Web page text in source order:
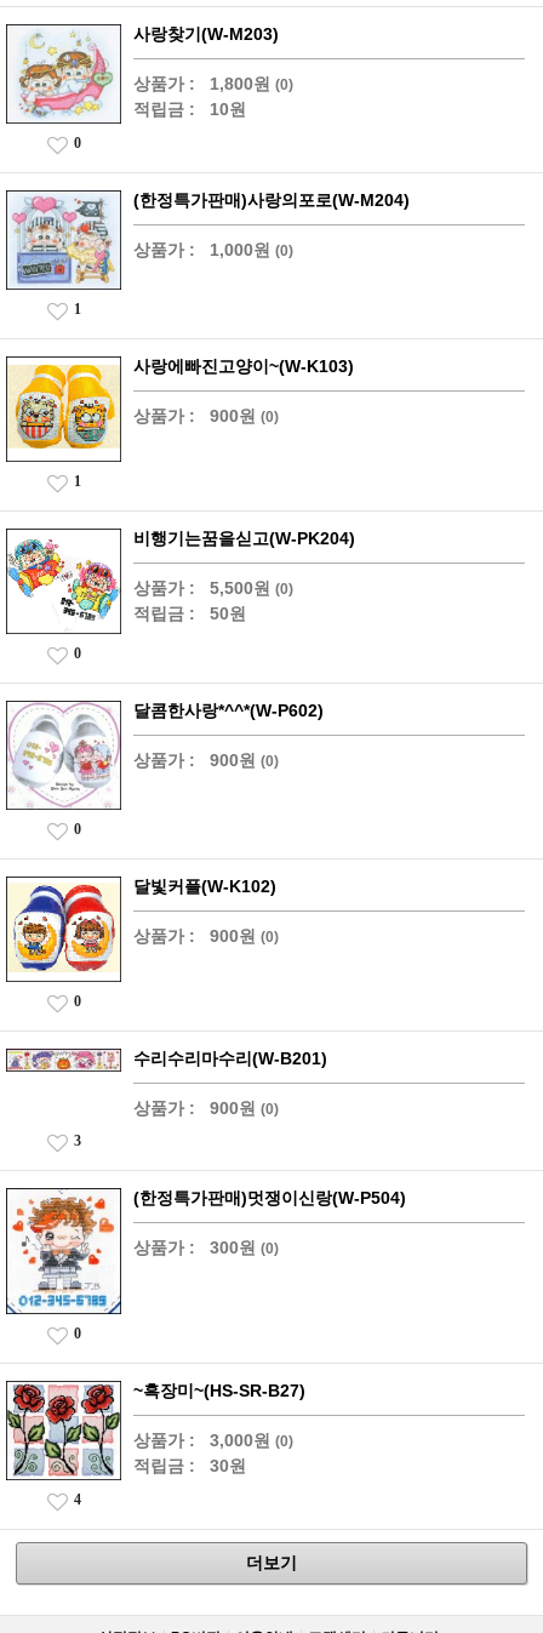
사랑찾기(W-M203)
상품가 : 1,800원 (0)
적립금 : 10원
0
(한정특가판매)사랑의포로(W-M204)
상품가 : 1,000원 (0)
1
사랑에빠진고양이~(W-K103)
상품가 : 900원 (0)
1
비행기는꿈을싣고(W-PK204)
상품가 : 5,500원 (0)
적립금 : 50원
0
달콤한사랑*^^*(W-P602)
상품가 : 900원 (0)
0
달빛커플(W-K102)
상품가 : 900원 (0)
0
수리수리마수리(W-B201)
상품가 : 900원 (0)
3
(한정특가판매)멋쟁이신랑(W-P504)
상품가 : 300원 (0)
0
~흑장미~(HS-SR-B27)
상품가 : 3,000원 (0)
적립금 : 30원
4
더보기